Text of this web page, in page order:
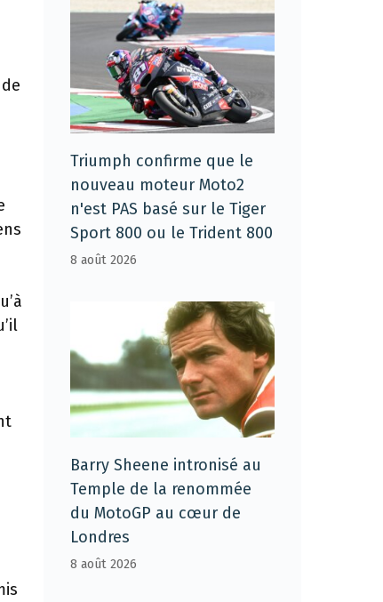
Triumph confirme que le
nouveau moteur Moto2
n'est PAS basé sur le Tiger
Sport 800 ou le Trident 800
8 août 2026
Barry Sheene intronisé au
Temple de la renommée
du MotoGP au cœur de
Londres
8 août 2026